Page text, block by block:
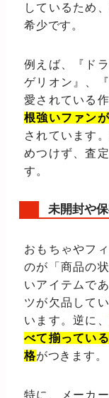
しているため
希少です。
例えば、『ド
ゲリオン』、
愛されている
根強いファン
されています
めつけず、査
す。
未開封や
おもちゃやフ
のが「商品の
いアイテムで
ツが欠品して
います。逆に、
べて揃ってい
格がつきます。
特に、メーカ